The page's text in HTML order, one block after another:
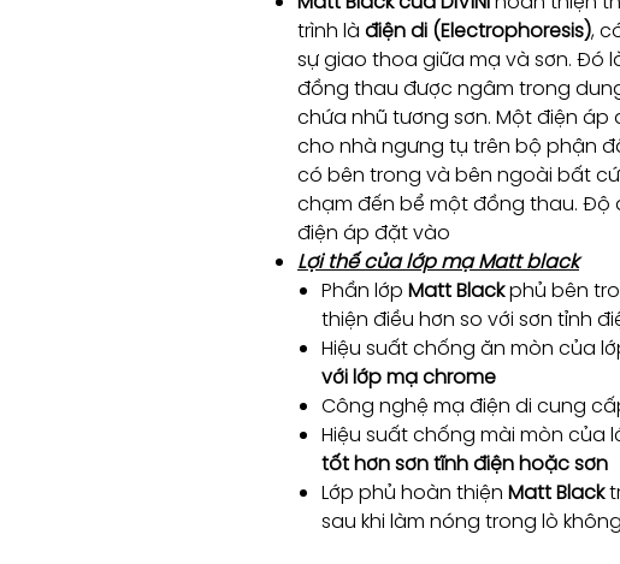
trình là điện di (Electrophoresis),
sự giao thoa giữa mạ và sơn. Đó
đồng thau được ngâm trong
chứa nhũ tương sơn. Một điện
cho nhà ngưng tụ trên bộ phận
có bên trong và bên ngoài bất
chạm đến bể một đồng thau. Độ
điện áp đặt vào
Lợi thế của lớp mạ Matt black
Phần lớp Matt Blackphủ bên
thiện điều hơn so với sơn tỉnh
Hiệu suất chống ăn mòn của
với lớp mạ chrome
Công nghệ mạ điện di cung
Hiệu suất chống mài mòn của
tốt hơn sơn tĩnh điện hoặc sơn
Lớp phủ hoàn thiện Matt Black
sau khi làm nóng trong lò